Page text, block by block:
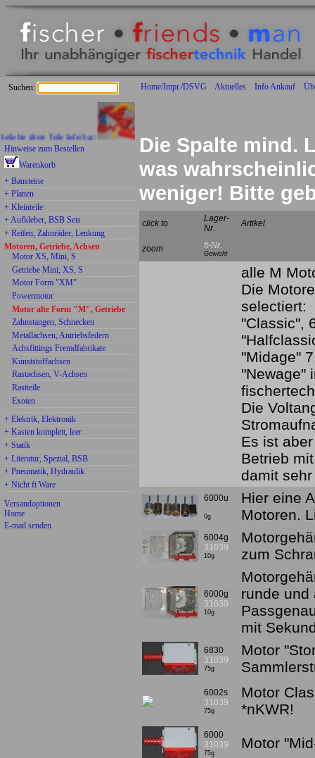
Home/Impr./DSVG Aktuelles Info Ankauf
Suchen:
ältere Teile lieferbar:
Hinweise zum Bestellen
Warenkorb
+ Bausteine
+ Platten
+ Kleinteile
+ Aufkleber, BSB Sets
+ Reifen, Zahnräder, Lenkung
Motoren, Getriebe, Achsen
Motor XS, Mini, S
Getriebe Mini, XS, S
Motor Form "XM"
Powermotor
Motor alte Form "M", Getriebe
Zahnstangen, Schnecken
Metallachsen, Antriebsfedern
Achsfittings Fremdfabrikate
Kunststoffachsen
Rastachsen, V-Achsen
Rastteile
Exoten
+ Elektrik, Elektronik
+ Kasten komplett, leer
+ Statik
+ Literatur, Spezial, BSB
+ Pneumatik, Hydraulik
+ Nicht ft Ware
Versandoptionen
Home
E-mail senden
Die Spalte mind.
was
weniger! Bitte
click to
Lager-
Nr.
Artikel
zoom ft-Nr.
Gewicht
alle M
Die
selectiert:
"Classic",
"Midage"
"Newage"
Die
Es ist
Betrieb
damit
6000u
0g
Hier eine
Motoren.
6004g
31039
10g
zum
6000g
31039
10g
runde und
mit
6830
31039
75g
Motor
6002s
31039
75g
Motor
*nKWR!
6000
31039
75g
Motor